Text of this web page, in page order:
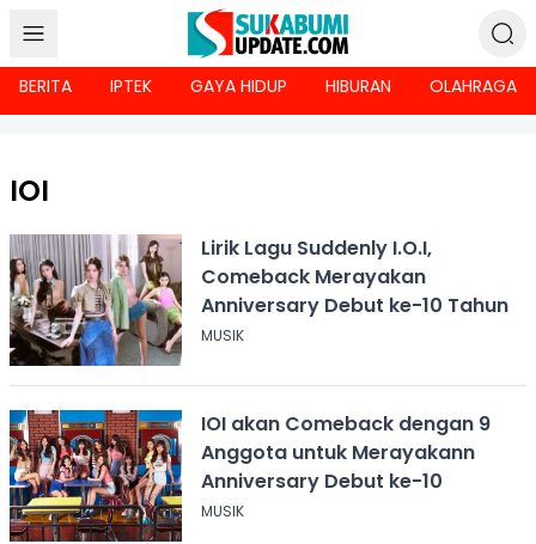
BERITA IPTEK GAYA HIDUP HIBURAN OLAHRAGA
IOI
Lirik Lagu Suddenly I.O.I,
Comeback Merayakan
Anniversary Debut ke-10 Tahun
MUSIK
IOI akan Comeback dengan 9
Anggota untuk Merayakann
Anniversary Debut ke-10
MUSIK